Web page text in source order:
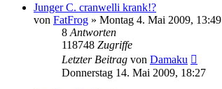
Junger C. cranwelli krank!?
von FatFrog » Montag 4. Mai 2009, 13:49
8 Antworten
118748 Zugriffe
Letzter Beitrag von Damaku
Donnerstag 14. Mai 2009, 18:27